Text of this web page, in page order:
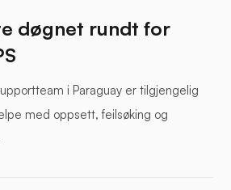
døgnet rundt for
i Paraguay er tilgjengelig
med oppsett, feilsøking og